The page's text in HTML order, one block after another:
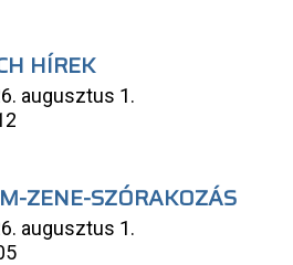
HÍREK
augusztus 1.
ZENE-SZÓRAKOZÁS
augusztus 1.